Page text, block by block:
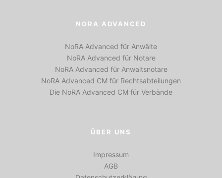
NORA ADVANCED
NoRA Advanced für Anwälte
NoRA Advanced für Notare
NoRA Advanced für Anwaltsnotare
NoRA Advanced CM für Rechtsabteilungen
Die NoRA Advanced CM für Verbände
ÜBER UNS
Impressum
AGB